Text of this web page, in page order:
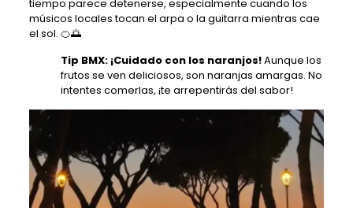
tiempo parece detenerse, especialmente cuando los
músicos locales tocan el arpa o la guitarra mientras cae
el sol. 🍊🌅
Tip BMX: ¡Cuidado con los naranjos!Aunque los
frutos se ven deliciosos, son naranjas amargas. No
intentes comerlas, ¡te arrepentirás del sabor!